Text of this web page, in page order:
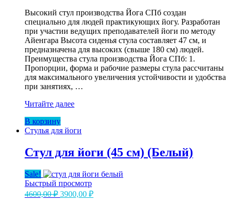
составляла
4900,00 ₽.
3900,00 ₽.
Высокий стул производства Йога СПб создан
специально для людей практикующих йогу. Разработан
при участии ведущих преподавателей йоги по методу
Айенгара Высота сиденья стула составляет 47 см, и
предназначена для высоких (свыше 180 см) людей.
Преимущества стула производства Йога СПб: 1.
Пропорции, форма и рабочие размеры стула рассчитаны
для максимального увеличения устойчивости и удобства
при занятиях, …
Стул
йоги
высокий
см)
Читайте далее
В корзину
Стулья для йоги
Стул для йоги (45 см) (Белый)
Sale!
Быстрый просмотр
4600,00₽ Первоначальная
3900,00 ₽Текущая